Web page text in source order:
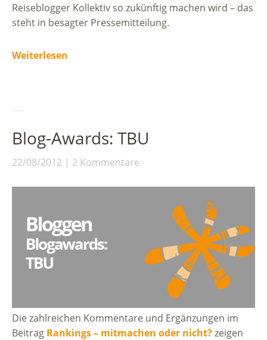
Reiseblogger Kollektiv so zukünftig machen wird – das
steht in besagter Pressemitteilung.
Weiterlesen
Blog-Awards: TBU
22/08/2012 2 Kommentare
Die zahlreichen Kommentare und Ergänzungen im
Beitrag Rankings – mitmachen oder nicht?zeigen